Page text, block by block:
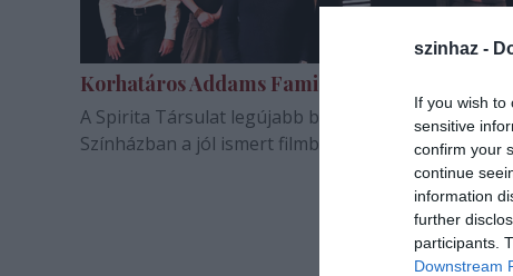
szinhaz -
If you wish to
sensitive
confirm your
continue
information
further
participants.
Downstream
Korhatáros Addams Family a Spiritától
A Spirita Társulat legújabb bemutatója a Bethlen
Színházban a jól ismert filmből meríti inspirációját.